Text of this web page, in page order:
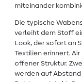
miteinander
Die typische
verleiht dem Stoff
Look, der sofort an
Textilien erinnert.
offener Struktur.
werden auf